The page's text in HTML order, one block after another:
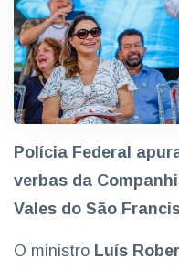
Polícia Federal
verbas da
Vales do São
O ministro Luís